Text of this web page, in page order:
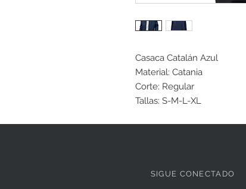
Casaca Catalán Azul
Material: Catania
Corte: Regular
Tallas: S-M-L-XL
SIGUE CONECTADO